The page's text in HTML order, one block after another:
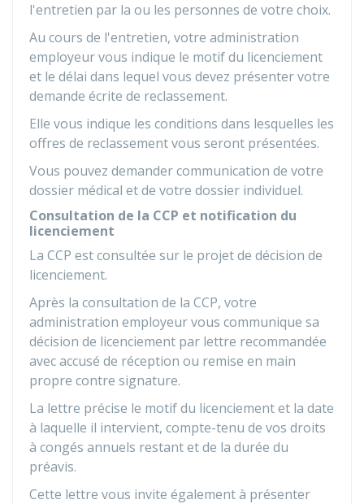
l'entretien par la ou les personnes de votre choix.
Au cours de l'entretien, votre administration
employeur vous indique le motif du licenciement
et le délai dans lequel vous devez présenter votre
demande écrite de reclassement.
Elle vous indique les conditions dans lesquelles les
offres de reclassement vous seront présentées.
Vous pouvez demander communication de votre
dossier médical et de votre dossier individuel.
Consultation de la CCP et notification du
licenciement
La CCP est consultée sur le projet de décision de
licenciement.
Après la consultation de la CCP, votre
administration employeur vous communique sa
décision de licenciement par lettre recommandée
avec accusé de réception ou remise en main
propre contre signature.
La lettre précise le motif du licenciement et la date
à laquelle il intervient, compte-tenu de vos droits
à congés annuels restant et de la durée du
préavis.
Cette lettre vous invite également à présenter